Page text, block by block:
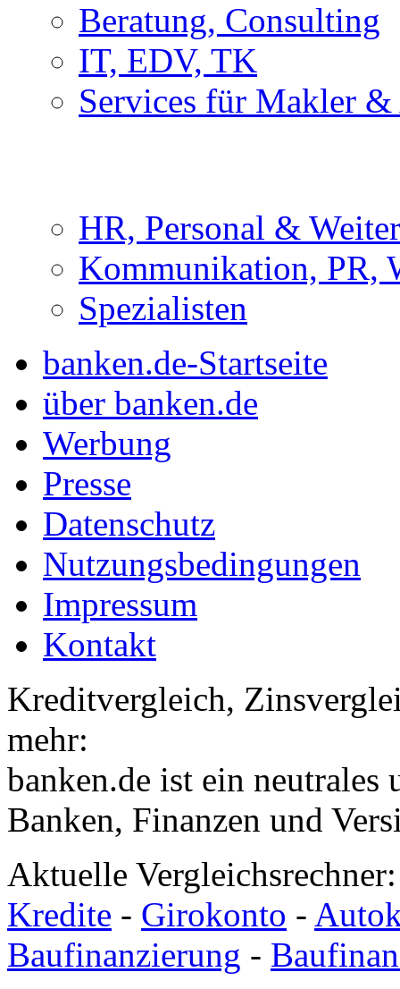
Beratung, Consulting
IT, EDV, TK
Services für Makler &
HR, Personal &
Kommunikation, PR,
Spezialisten
banken.de-Startseite
über banken.de
Werbung
Presse
Datenschutz
Nutzungsbedingungen
Impressum
Kontakt
Kreditvergleich,
mehr:
banken.de ist ein neutrales
Banken, Finanzen und
Aktuelle
Kredite - Girokonto -
Baufinanzierung -